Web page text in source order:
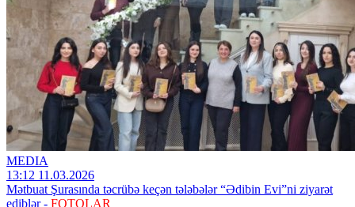
MEDIA
13:12 11.03.2026
Mətbuat Şurasında təcrübə keçən tələbələr “Ədibin Evi”ni ziyarət
ediblər - FOTOLAR